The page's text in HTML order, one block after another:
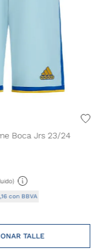
Boca Jrs 23/24
,16con BBVA
TALLE